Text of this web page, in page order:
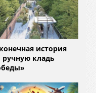
история
ручную кладь